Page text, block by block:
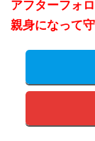
アフターフォ
親身になって守